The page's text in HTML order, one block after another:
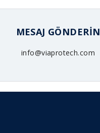
MESAJ GÖNDERIN
info@viaprotech.com